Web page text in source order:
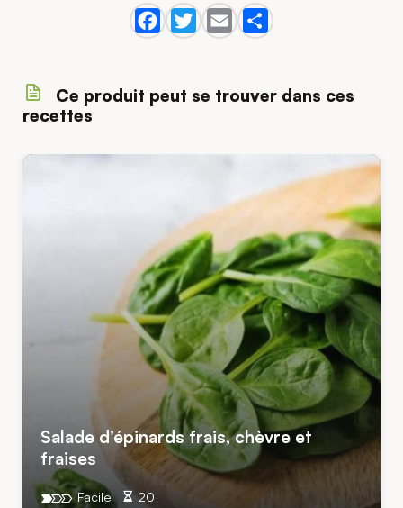
Ce produit peut se trouver dans ces
recettes
Salade d’épinards frais, chèvre et
fraises
20
Facile